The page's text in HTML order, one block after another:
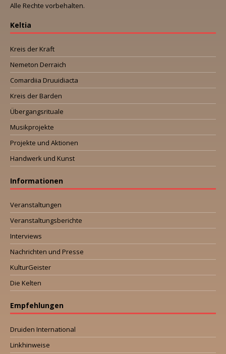
Alle Rechte vorbehalten.
Keltia
Kreis der Kraft
Nemeton Derraich
Comardiia Druuidiacta
Kreis der Barden
Übergangsrituale
Musikprojekte
Projekte und Aktionen
Handwerk und Kunst
Informationen
Veranstaltungen
Veranstaltungsberichte
Interviews
Nachrichten und Presse
KulturGeister
Die Kelten
Empfehlungen
Druiden International
Linkhinweise